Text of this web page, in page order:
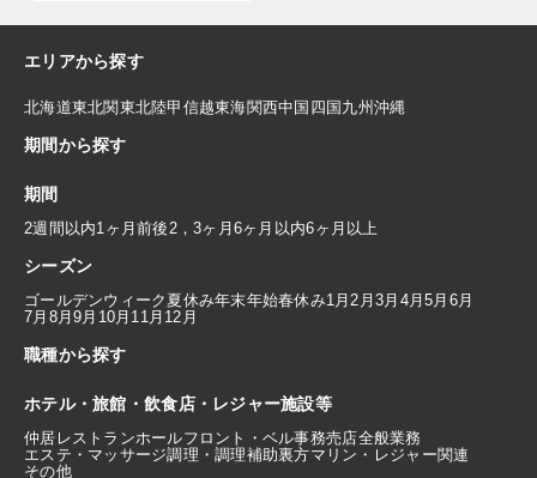
エリアから探す
北海道東北関東北陸甲信越東海関西中国 四国九州沖縄
期間から探す
期間
2週間以内1ヶ月前後 2，3ヶ月 6ヶ月以内6ヶ月以上
シーズン
ゴールデンウィーク 夏休み年末年始春休み1月 2月3月 4月5月 6月
7月 8月9月 10月 11月 12月
職種から探す
ホテル・旅館・飲食店・レジャー施設等
仲居 レストランホールフロント・ベル事務売店全般業務
エステ・マッサージ調理・調理補助裏方マリン・レジャー関連
その他